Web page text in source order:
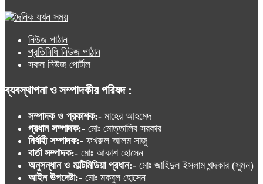
নিউজ পাঠান
প্রতিনিধি নিউজ পাঠান
সকল নিউজ পোর্টাল
ব্যবস্থাপনা ও সম্পাদকীয় পরিষদ :
সম্পাদক ও প্রকাশক:- মাহের আহমেদ
প্রধান সম্পাদক:- মোঃ মোত্তালিব সরকার
নির্বাহী সম্পাদক:- ফখরুল আলম সাজু
বার্তা সম্পাদক:- মোঃ আকাশ হোসেন
অনুসন্ধান ও মাল্টিমিডিয়া প্রধান:- মোঃ জাহিদুল ইসলাম খন্দকার (সুমন)
আইন উপদেষ্টা:- মোঃ মকবুল হোসেন